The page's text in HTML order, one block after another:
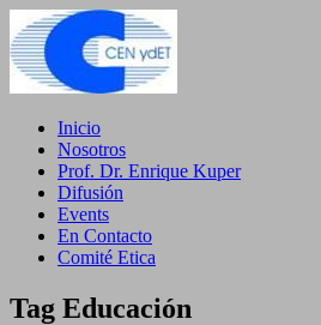
Inicio
Nosotros
Prof. Dr. Enrique Kuper
Difusión
Events
En Contacto
Comité Etica
Tag Educación